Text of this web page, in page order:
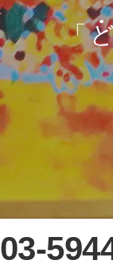
「ど
03-